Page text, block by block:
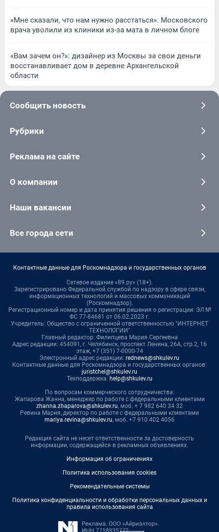
«Мне сказали, что нам нужно расстаться». Московского
врача уволили из клиники из-за мата в личном блоге
«Вам зачем он?»: дизайнер из Москвы за свои деньги
восстанавливает дом в деревне Архангельской
области
Сообщить новость
Рубрики
Реклама на сайте
О компании
Наши вакансии
Все города сети
Контактные данные для Роскомнадзора и государственных органов
Сетевое издание «89.ру» (18+).
Зарегистрировано Федеральной службой по надзору в сфере связи,
информационных технологий и массовых коммуникаций
(Роскомнадзор).
Регистрационный номер и дата принятия решения о регистрации: ЭЛ №
ФС 77-84681 от 06.02.2023 г.
Учредитель: Общество с ограниченной ответственностью "ИНТЕРНЕТ
ТЕХНОЛОГИИ"
Главный редактор: Филипцева Мария Сергеевна
Адрес редакции: 454091, г. Челябинск, проспект Ленина, 26А, стр.2, 16
этаж, +7 (351) 7-0000-74
Электронный адрес редакции: rednews@shkulev.ru
Контактные данные для Роскомнадзора и государственных органов:
juristchel@shkulev.ru
Техподдержка: help@shkulev.ru
По вопросам коммерческого сотрудничества:
Жапарова Жанна, менеджер по работе с федеральными клиентами
zhanna.zhaparova@shkulev.ru, моб. + 7 982 640 34 32
Ревина Мария, директор по работе с федеральными клиентами
mariya.revina@shkulev.ru, моб. +7 910 402 4056
Редакция сайта не несет ответственности за достоверность
информации, содержащейся в рекламных объявлениях.
Информация об ограничениях
Политика использования cookies
Рекомендательные системы
Политика конфиденциальности и обработки персональных данных и
правила использования сайта